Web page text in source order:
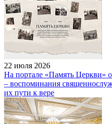
22 июля 2026
На портале «Память Церкви»
– воспоминания
их пути к вере